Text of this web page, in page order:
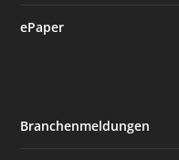
ePaper
Branchenmeldungen